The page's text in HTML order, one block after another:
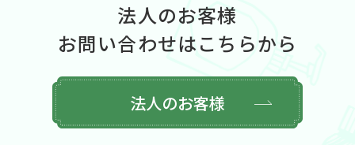
法人のお客様
お問い合わせはこちらから
法人のお客様